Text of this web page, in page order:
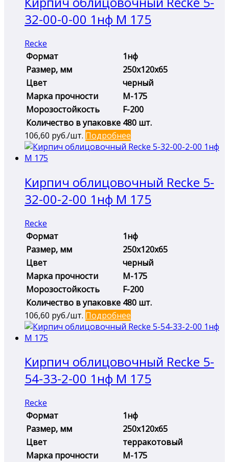
32-00-0-00 1нф М 175
Recke
Формат
1нф
Размер, мм
250х120х65
Цвет
черный
Марка прочности
М-175
Морозостойкость
F-200
Количество в упаковке 480 шт.
106,60 руб./шт. Подробнее
Кирпич облицовочный Recke 5-
32-00-2-00 1нф М 175
Recke
Формат
1нф
Размер, мм
250х120х65
Цвет
черный
Марка прочности
М-175
Морозостойкость
F-200
Количество в упаковке 480 шт.
106,60 руб./шт. Подробнее
Кирпич облицовочный Recke 5-
54-33-2-00 1нф М 175
Recke
Формат
1нф
Размер, мм
250х120х65
Цвет
терракотовый
Марка прочности
М-175